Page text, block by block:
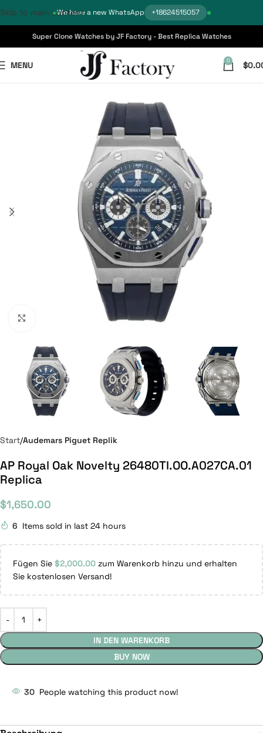
We have a new WhatsApp +18624515057
Skip to main content
Super Clone Watches by JF Factory - Best Replica Watches
MENU 0 $
Start Audemars Piguet Replik
AP Royal Oak Novelty 26480TI.OO.A027CA.01
Replica
$1,650.00
6 Items sold in last 24 hours
Fügen Sie $2,000.00 zum Warenkorb hinzu und erhalten
Sie kostenlosen Versand!
IN DEN WARENKORB
BUY NOW
30 People watching this product now!